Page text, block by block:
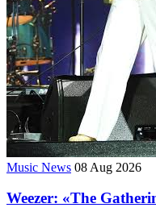
Music News 08 Aug 2026
Weezer: «The